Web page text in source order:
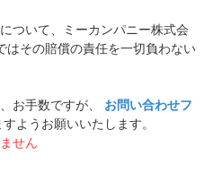
ついて、ミーカンパニー株式会
はその賠償の責任を一切負わない
お手数ですが、 お問い合わせフ
ようお願いいたします。
せん